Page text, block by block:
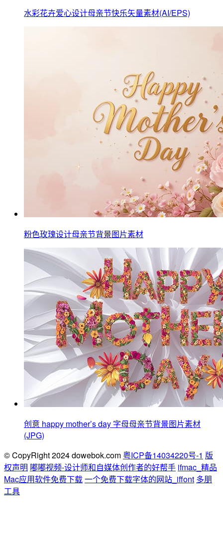
水彩花卉爱心设计母亲节快乐矢量素材(AI/EPS)
粉色玫瑰设计母亲节背景图片素材
创意 happy mother’s day 字母母亲节背景图片素材
(JPG)
© CopyRight 2024 dowebok.com 粤ICP备14034220号-1 版
权声明 嘟嘟视频-设计师和自媒体创作者的好帮手 ifmac_精品
Mac应用软件免费下载一个免费下载字体的网站_iffont 多朋
工具